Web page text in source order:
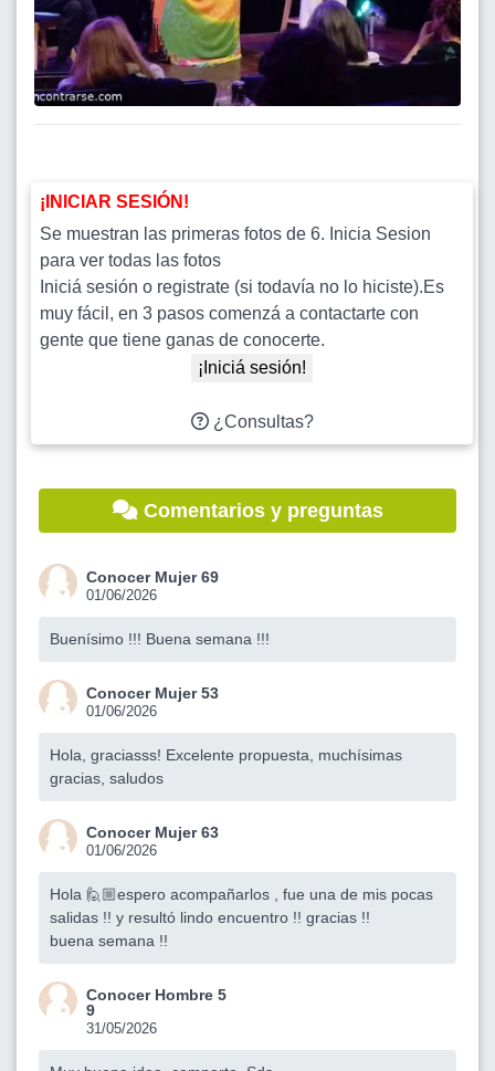
¡INICIAR SESIÓN!
Se muestran las primeras fotos de 6. Inicia Sesion
para ver todas las fotos
Iniciá sesión o registrate (si todavía no lo hiciste).Es
muy fácil, en 3 pasos comenzá a contactarte con
gente que tiene ganas de conocerte.
¡Iniciá sesión!
¿Consultas?
Comentarios y preguntas
Conocer Mujer 69
01/06/2026
Buenísimo !!! Buena semana !!!
Conocer Mujer 53
01/06/2026
Hola, graciasss! Excelente propuesta, muchísimas
gracias, saludos
Conocer Mujer 63
01/06/2026
Hola 🙋🏼espero acompañarlos , fue una de mis pocas
salidas !! y resultó lindo encuentro !! gracias !!
buena semana !!
Conocer Hombre 5
9
31/05/2026